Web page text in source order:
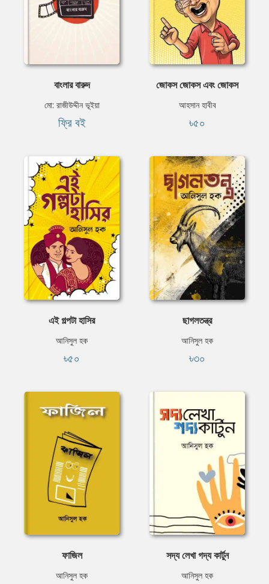
বাংলার বারুদ
মো: রাজীউদ্দীন ভূইয়া
ফ্রি বই
জোকস জোকস এবং জোকস
আহসান হাবীব
৳৫০
এই গল্পটা হাসির
আনিসুল হক
৳৫০
ছাগলতন্ত্র
আনিসুল হক
৳৩০
ফাজিল
আনিসুল হক
সদ্য লেখা গদ্য কার্টুন
আনিসুল হক